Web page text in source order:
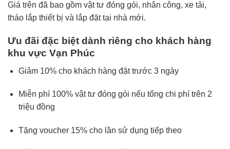
Giá trên đã bao gồm vật tư đóng gói, nhân công, xe tải,
tháo lắp thiết bị và lắp đặt tại nhà mới.
Ưu đãi đặc biệt dành riêng cho khách hàng
khu vực Vạn Phúc
Giảm 10% cho khách hàng đặt trước 3 ngày
Miễn phí 100% vật tư đóng gói nếu tổng chi phí trên 2
triệu đồng
Tặng voucher 15% cho lần sử dụng tiếp theo